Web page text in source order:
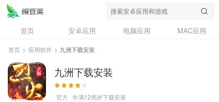
首页 安卓应用 电脑应用
MAC应用
资讯
专题
问答
首页 > 应用软件 > 九洲下载安装
九洲下载安装
官方 年满12周岁下载安装